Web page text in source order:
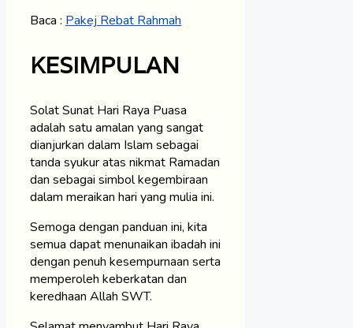
Baca : Pakej Rebat Rahmah
KESIMPULAN
Solat Sunat Hari Raya Puasa
adalah satu amalan yang sangat
dianjurkan dalam Islam sebagai
tanda syukur atas nikmat Ramadan
dan sebagai simbol kegembiraan
dalam meraikan hari yang mulia ini.
Semoga dengan panduan ini, kita
semua dapat menunaikan ibadah ini
dengan penuh kesempurnaan serta
memperoleh keberkatan dan
keredhaan Allah SWT.